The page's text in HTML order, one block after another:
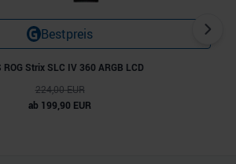
Bestpreis
ROG Strix SLC IV 360 ARGB LCD
224,00 EUR
ab 199,90 EUR